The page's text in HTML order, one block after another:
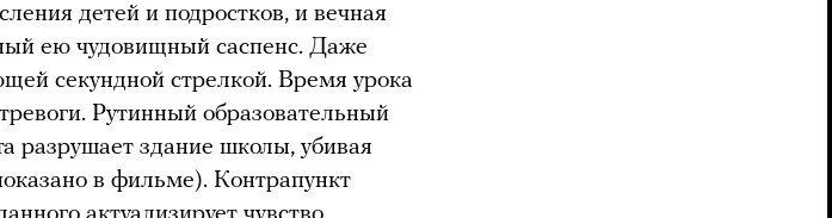
детей и подростков, и вечная
ею чудовищный саспенс. Даже
секундной стрелкой. Время урока
Рутинный образовательный
разрушает здание школы, убивая
в фильме). Контрапункт